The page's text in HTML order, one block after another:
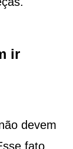
ir
devem
fato